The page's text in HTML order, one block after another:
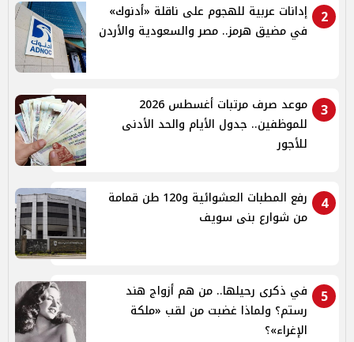
2
إدانات عربية للهجوم على ناقلة «أدنوك»
في مضيق هرمز.. مصر والسعودية والأردن
3
موعد صرف مرتبات أغسطس 2026
للموظفين.. جدول الأيام والحد الأدنى
للأجور
4
رفع المطبات العشوائية و120 طن قمامة
من شوارع بنى سويف
5
في ذكرى رحيلها.. من هم أزواج هند
رستم؟ ولماذا غضبت من لقب «ملكة
الإغراء»؟